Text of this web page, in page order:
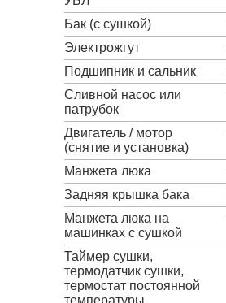
Бак (с сушкой)
Электрожгут
Подшипник и сальник
Сливной насос или
патрубок
Двигатель / мотор
(снятие и установка)
Манжета люка
Задняя крышка бака
Манжета люка на
машинках с сушкой
Таймер сушки,
термодатчик сушки,
термостат постоянной
температуры